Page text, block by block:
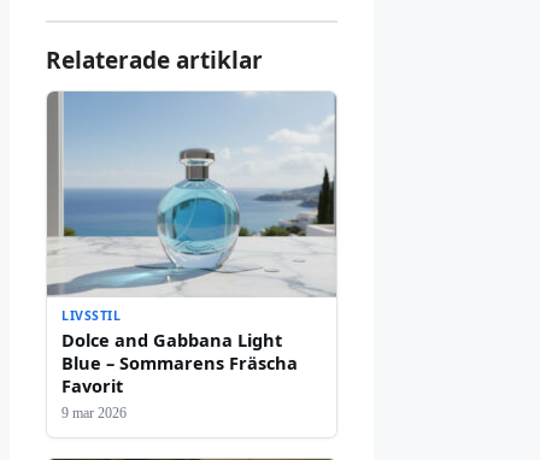
Relaterade artiklar
LIVSSTIL
Dolce and Gabbana Light
Blue – Sommarens Fräscha
Favorit
9 mar 2026